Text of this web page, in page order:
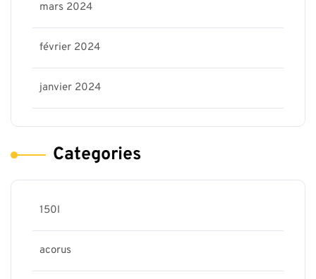
mars 2024
février 2024
janvier 2024
Categories
150l
acorus